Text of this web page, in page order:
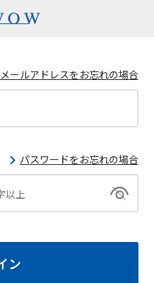
メールアドレスをお忘れの場合
パスワードをお忘れの場合